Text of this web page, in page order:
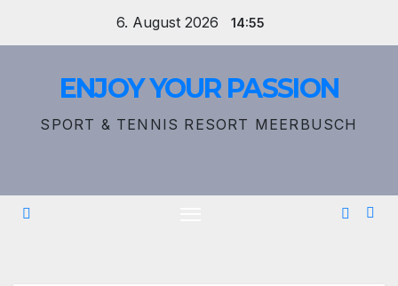
6. August 2026 14:55
ENJOY YOUR PASSION
SPORT & TENNIS RESORT MEERBUSCH